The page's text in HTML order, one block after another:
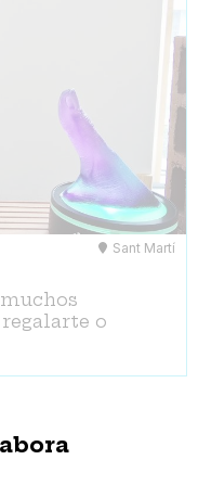
Sant Martí
o